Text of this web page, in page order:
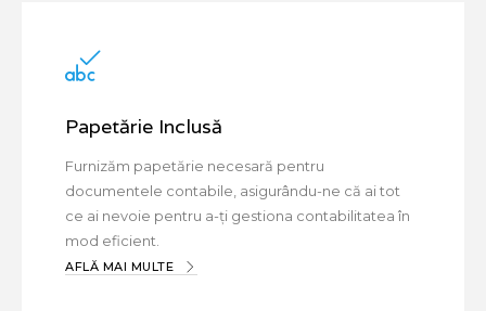
Papetărie Inclusă
Furnizăm papetărie necesară pentru
documentele contabile, asigurându-ne că ai tot
ce ai nevoie pentru a-ți gestiona contabilitatea în
mod eficient.
AFLĂ MAI MULTE